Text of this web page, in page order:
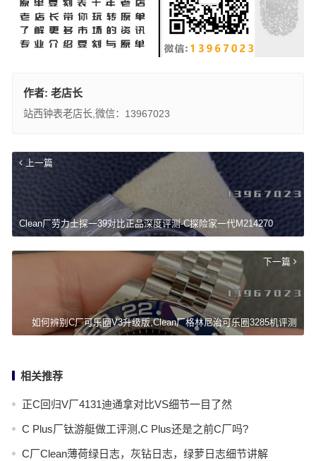
作者: 老店长
站西钟表老店长,微信：13967023
上一篇
Clean厂劳力士探一39对比正品深度评测-C探险家一代M214270
下一篇
如何辨别C厂可乐圈V3升级版,Clean厂格林尼治可乐圈3285机评测
相关推荐
正C回归V厂4131迪通拿对比VS细节一目了然
C Plus厂钛游艇做工评测,C Plus还是之前C厂吗?
C厂Clean薄荷绿日志，灰钻日志，绿萝日志细节讲解